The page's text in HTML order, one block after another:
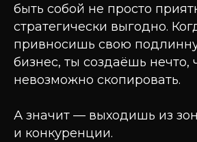
быть собой не просто
стратегически выгодно.
привносишь свою
бизнес, ты создаёшь нечто,
невозможно скопировать.
А значит — выходишь из
и конкуренции.